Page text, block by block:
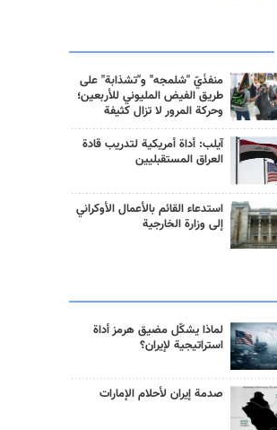
منفذَيّ "شلمجه" و"تشذابة" على
طريق الفيض المليوني للأربعين؛
وحركة المرور لا تزال كثيفة
آيلب: أداة أمريكية لتدريب قادة
العراق المستقبليين
استدعاء القائم بالأعمال الأوكراني
إلى وزارة الخارجية
لماذا يشكّل مضيق هرمز أداة
استراتيجية لإيران؟
صدمة إيران لأحلام الإمارات